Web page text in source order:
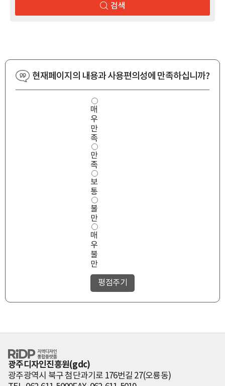
검색
현재페이지의 내용과 사용편의성에 만족하십니까?
사
용
편
의
성
만
족
도
매
우
만
족
만
족
보
통
불
만
매
우
불
만
RiDP 지역디자
인 통합플랫폼
광주디자인진흥원(gdc)
광주광역시 북구 첨단과기로 176번길 27(오룡동)